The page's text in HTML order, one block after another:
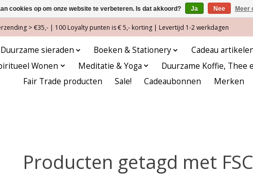
> €35,- | 100 Loyalty punten is € 5,- korting | Levertijd 1-2 werkdagen
Duurzame sieraden Boeken & Stationery Cadeau
Wonen Meditatie & Yoga Duurzame Koffie, Thee
Fair Trade producten
Sale! Cadeaubonnen Merken
Producten getagd met FSC
cookies op om onze website te verbeteren. Is dat akkoord? Ja Nee Meer